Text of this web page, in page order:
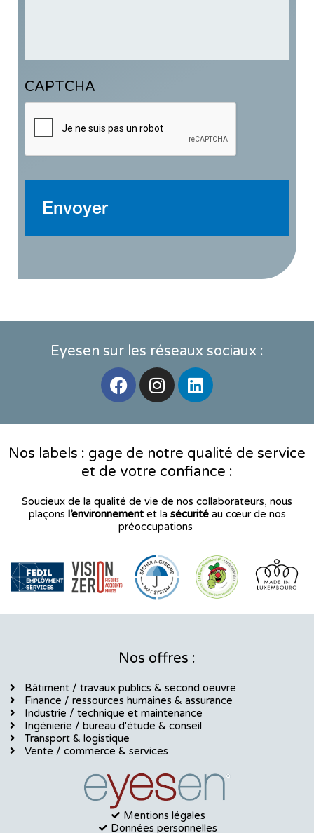
CAPTCHA
Eyesen sur les réseaux sociaux :
F
a
e
b
o
o
k
I
n
t
a
g
r
a
m
L
i
k
e
d
i
n
Nos labels : gage de notre qualité de service
et de votre confiance :
Soucieux de la qualité de vie de nos collaborateurs, nous
plaçons l’environnement et la sécuritéau cœur de nos
préoccupations
Nos offres :
Bâtiment / travaux publics & second oeuvre
Finance / ressources humaines & assurance
Industrie / technique et maintenance
Ingénierie / bureau d'étude & conseil
Transport & logistique
Vente / commerce & services
Mentions légales
Données personnelles